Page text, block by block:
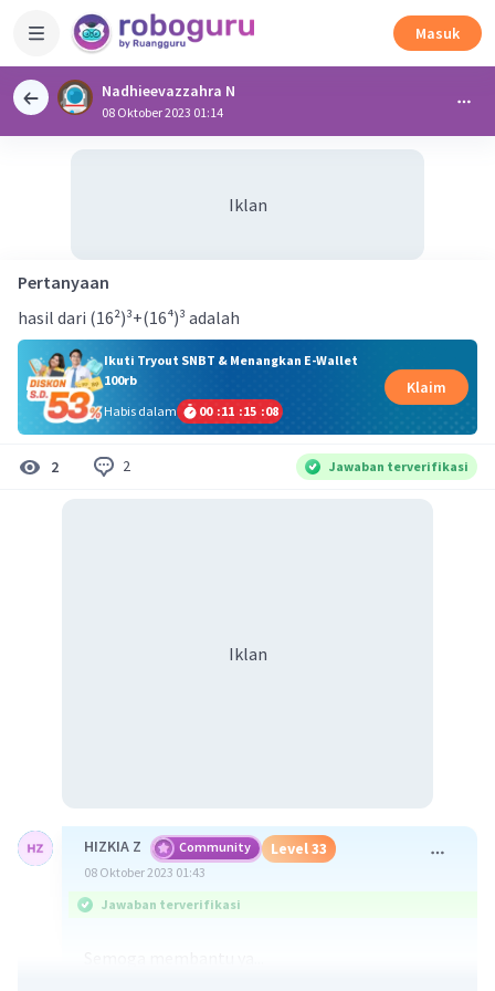
Masuk
Nadhieevazzahra N
08 Oktober 2023 01:14
Iklan
Pertanyaan
hasil dari (16²)³+(16⁴)³ adalah
Ikuti Tryout SNBT & Menangkan E-Wallet
100rb
Habis dalam
00 :11 :15 :08
Klaim
2 2 Jawaban terverifikasi
Iklan
HIZKIA Z Community Level 33
08 Oktober 2023 01:43
Jawaban terverifikasi